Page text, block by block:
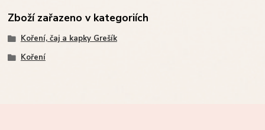
Zboží zařazeno v kategoriích
Koření, čaj a kapky Grešík
Koření